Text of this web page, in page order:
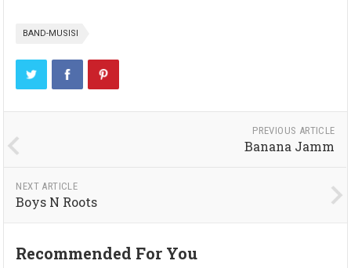
BAND-MUSISI
PREVIOUS ARTICLE
Banana Jamm
NEXT ARTICLE
Boys N Roots
Recommended For You